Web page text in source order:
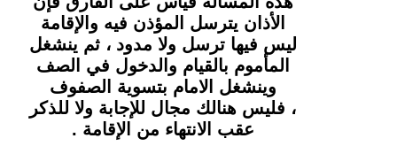
الأذان يترسل المؤذن فيه والإقامة
ليس فيها ترسل ولا مدود ، ثم ينشغل
المأموم بالقيام والدخول في الصف
وينشغل الامام بتسوية الصفوف
، فليس هنالك مجال للإجابة ولا للذكر
عقب الانتهاء من الإقامة .